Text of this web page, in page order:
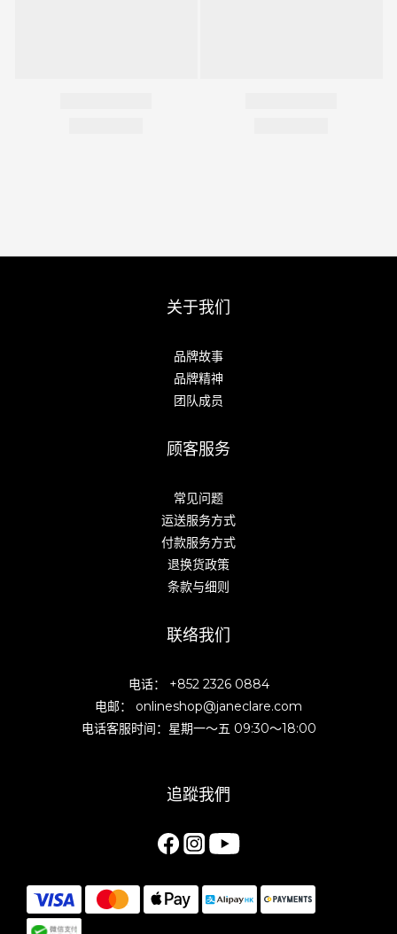
关于我们
品牌故事
品牌精神
团队成员
顾客服务
常见问题
运送服务方式
付款服务方式
退换货政策
条款与细则
联络我们
电话： +852 2326 0884
电邮： onlineshop@janeclare.com
电话客服时间：星期一～五 09:30～18:00
追蹤我們